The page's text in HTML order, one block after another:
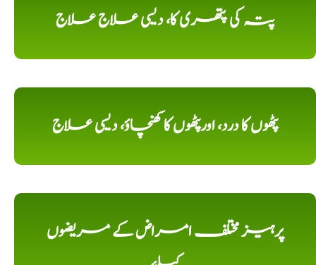
پتہ کی پتھری کا، دیسی علاج علاج
پٹھوں کا درد، اورپٹھوں کا کھنچاؤ، دیسی علاج
پرہیز مختلف امراض کے مریضوں